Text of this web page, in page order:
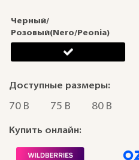
Черный/
Розовый(Nero/Peonia)
Доступные размеры:
70 B 75 B 80 B
Купить онлайн: